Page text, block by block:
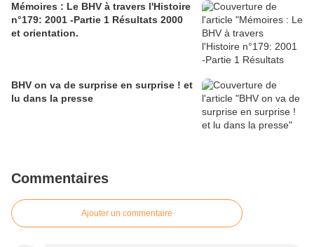
Mémoires : Le BHV à travers l'Histoire
n°179: 2001 -Partie 1 Résultats 2000
et orientation.
BHV on va de surprise en surprise ! et
lu dans la presse
Commentaires
Ajouter un commentaire